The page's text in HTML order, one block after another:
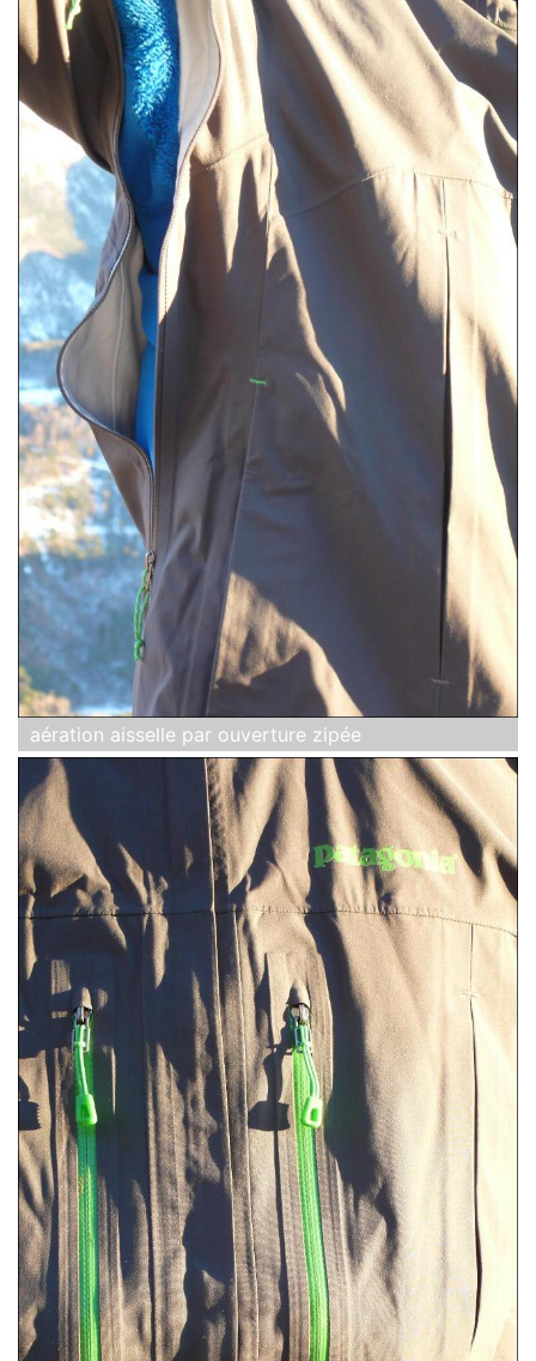
aération aisselle par ouverture zipée